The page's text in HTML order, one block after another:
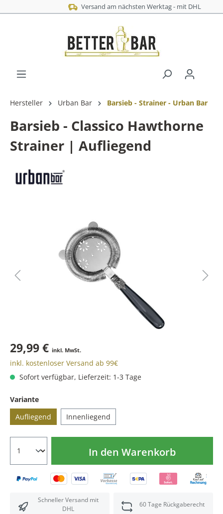
Versand am nächsten Werktag - mit DHL
Hersteller Urban Bar Barsieb - Strainer - Urban Bar
Barsieb - Classico Hawthorne
Strainer | Aufliegend
29,99 € inkl. MwSt.
inkl. kostenloser Versand ab 99€
Sofort verfügbar, Lieferzeit: 1-3 Tage
Variante
Aufliegend
Innenliegend
In den Warenkorb
Schneller Versand mit
DHL
60 Tage Rückgaberecht